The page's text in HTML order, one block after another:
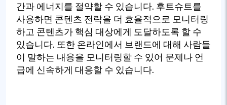
간과 에너지를 절약할 수 있습니다. 후트슈트를
사용하면 콘텐츠 전략을 더 효율적으로 모니터링
하고 콘텐츠가 핵심 대상에게 도달하도록 할 수
있습니다. 또한 온라인에서 브랜드에 대해 사람들
이 말하는 내용을 모니터링할 수 있어 문제나 언
급에 신속하게 대응할 수 있습니다.